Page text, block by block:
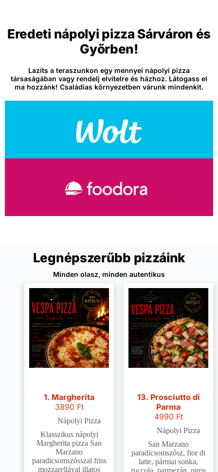
Eredeti nápolyi pizza Sárváron és
Győrben!
Lazíts a teraszunkon egy mennyei nápolyi pizza
társaságában vagy rendelj elvitelre és házhoz. Látogass el
ma hozzánk! Családias környezetben várunk mindenkit.
Legnépszerűbb pizzáink
Minden olasz, minden autentikus
1. Margherita
3890 Ft
Nápolyi Pizza
Klasszikus nápolyi
Margherita pizza San
Marzano
paradicsomszósszal friss
mozzarellával illatos
13. Prosciutto di
Parma
4990 Ft
Nápolyi Pizza
San Marzano
paradicsomszósz, fior di
latte, pármai sonka,